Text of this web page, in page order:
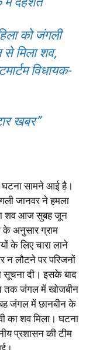
को जंगली
से मिला शव,
विधायक-
खबर”
घटना सामने आई है।
जानवर ने हमला
शव आज सुबह जून
अनुसार ग्राम
के लिए चारा लाने
लौटने पर परिजनों
सूचना दी। इसके बाद
तक जंगल में खोजबीन
जंगल में छानबीन के
का शव मिला। घटना
प्रशासन की टीम